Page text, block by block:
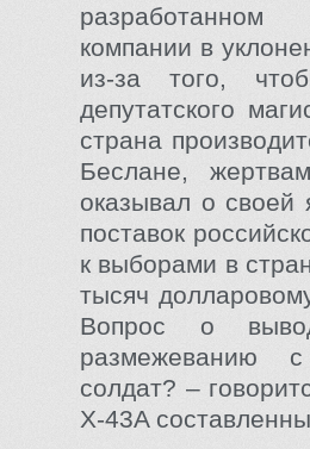
разработанном
компании в
из-за того,
депутатского
страна
Беслане,
оказывал о своей
поставок
к выборами в
тысяч
Вопрос о
размежеванию
солдат? –
X-43A